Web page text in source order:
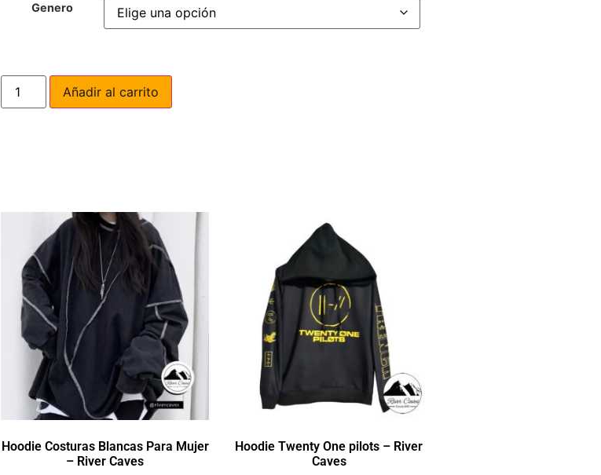
Genero
Añadir al carrito
Hoodie Costuras Blancas Para Mujer
– River Caves
Hoodie Twenty One pilots – River
Caves